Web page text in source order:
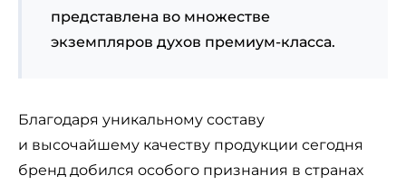
представлена во множестве
экземпляров духов премиум-класса.
Благодаря уникальному составу
и высочайшему качеству продукции сегодня
бренд добился особого признания в странах